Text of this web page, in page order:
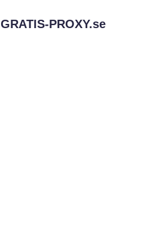
GRATIS-PROXY.se